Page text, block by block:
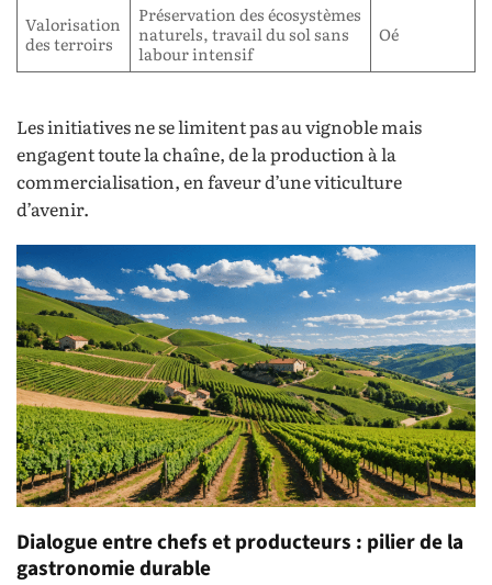
Valorisation
des terroirs
Préservation des écosystèmes
naturels, travail du sol sans
labour intensif
Oé
Les initiatives ne se limitent pas au vignoble mais
engagent toute la chaîne, de la production à la
commercialisation, en faveur d’une viticulture
d’avenir.
Dialogue entre chefs et producteurs : pilier de la
gastronomie durable